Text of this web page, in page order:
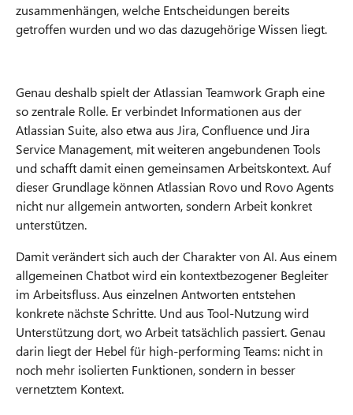
zusammenhängen, welche Entscheidungen bereits
getroffen wurden und wo das dazugehörige Wissen liegt.
Genau deshalb spielt der Atlassian Teamwork Graph eine
so zentrale Rolle. Er verbindet Informationen aus der
Atlassian Suite, also etwa aus Jira, Confluence und Jira
Service Management, mit weiteren angebundenen Tools
und schafft damit einen gemeinsamen Arbeitskontext. Auf
dieser Grundlage können Atlassian Rovo und Rovo Agents
nicht nur allgemein antworten, sondern Arbeit konkret
unterstützen.
Damit verändert sich auch der Charakter von AI. Aus einem
allgemeinen Chatbot wird ein kontextbezogener Begleiter
im Arbeitsfluss. Aus einzelnen Antworten entstehen
konkrete nächste Schritte. Und aus Tool-Nutzung wird
Unterstützung dort, wo Arbeit tatsächlich passiert. Genau
darin liegt der Hebel für high-performing Teams: nicht in
noch mehr isolierten Funktionen, sondern in besser
vernetztem Kontext.